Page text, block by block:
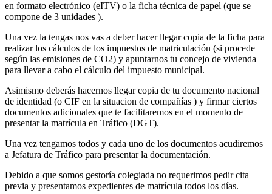
en formato electrónico (eITV) o la ficha técnica de papel (que se
compone de 3 unidades ).
Una vez la tengas nos vas a deber hacer llegar copia de la ficha para
realizar los cálculos de los impuestos de matriculación (si procede
según las emisiones de CO2) y apuntarnos tu concejo de vivienda
para llevar a cabo el cálculo del impuesto municipal.
Asimismo deberás hacernos llegar copia de tu documento nacional
de identidad (o CIF en la situacion de compañías ) y firmar ciertos
documentos adicionales que te facilitaremos en el momento de
presentar la matrícula en Tráfico (DGT).
Una vez tengamos todos y cada uno de los documentos acudiremos
a Jefatura de Tráfico para presentar la documentación.
Debido a que somos gestoría colegiada no requerimos pedir cita
previa y presentamos expedientes de matrícula todos los días.